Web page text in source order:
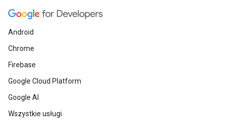
Android
Chrome
Firebase
Google Cloud Platform
Google AI
Wszystkie usługi